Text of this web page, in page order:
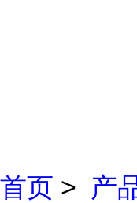
首页 > 产